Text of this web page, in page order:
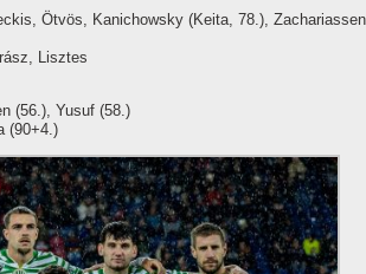
Ötvös, Kanichowsky (Keita, 78.),
Lisztes
(56.), Yusuf (58.)
(90+4.)